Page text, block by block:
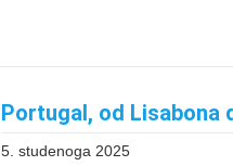
Portugal, od Lisabona
5. studenoga 2025